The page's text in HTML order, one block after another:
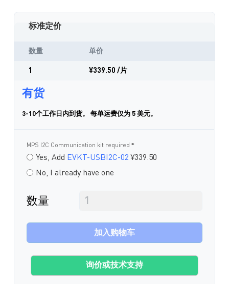
标准定价
数量 单价
1 ¥339.50 /片
有货
3-10个工作日内到货。 每单运费仅为 5 美元。
MPS I2C Communication kit required
Yes, Add EVKT-USBI2C-02 ¥339.50
No, I already have one
数量
加入购物车
询价或技术支持